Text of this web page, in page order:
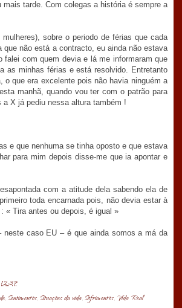
tarde. Com colegas a história é sempre a
sobre o periodo de férias que cada
não está a contracto, eu ainda não estava
falei com quem devia e lá me informaram que
as minhas férias e está resolvido. Entretanto
que era excelente pois não havia ninguém a
manhã, quando vou ter com o patrão para
a X já pediu nessa altura também !
e que nenhuma se tinha oposto e que estava
para mim depois disse-me que ia apontar e
com a atitude dela sabendo ela de
toda encarnada pois, não devia estar à
« Tira antes ou depois, é igual »
caso EU – é que ainda somos a má da
12:37
,Sentimentos,Situações da vida,Sofrimentos, Vida Real